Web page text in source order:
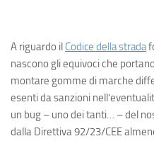
A riguardo il Codice della strada
nascono gli equivoci che
montare gomme di marche
esenti da sanzioni
un bug – uno dei tanti… – del
dalla Direttiva 92/23/CEE